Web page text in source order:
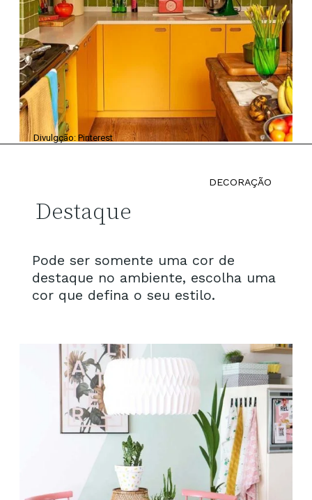
Divulgção: Pinterest
Pode ser somente uma cor de
destaque no ambiente, escolha uma
cor que defina o seu estilo.
Destaque
DECORAÇÃO